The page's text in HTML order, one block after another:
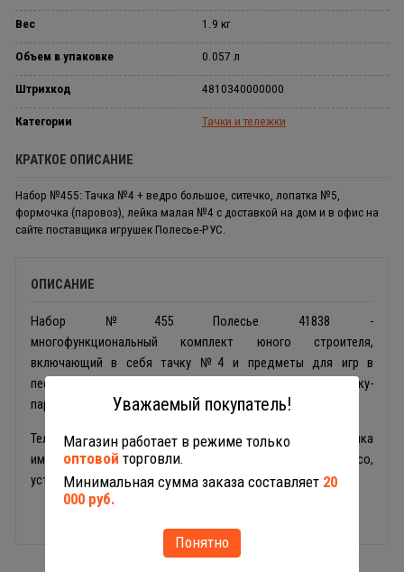
Вес 1.9 кг
Объем в упаковке 0.057 л
Штрихкод 4810340000000
Категории Тачки и тележки
КРАТКОЕ ОПИСАНИЕ
Набор №455: Тачка №4 + ведро большое, ситечко, лопатка №5,
формочка (паровоз), лейка малая №4 с доставкой на дом и в офис на
сайте поставщика игрушек Полесье-РУС.
ОПИСАНИЕ
Набор №455 Полесье 41838 -
многофункциональный комплект юного строителя,
включающий в себя тачку №4 и предметы для игр в
песочнице: ведро большое, ситечко, лопатку, формочку-
паровоз, лейку малую.
Тележка и игрушки выполнены из пластика. Тачка-толкалка
имеет прочную раму, вместительный кузов, широкое колесо,
устойчивые ножки-опоры и ручки удобной формы.
Уважаемый покупатель!
Магазин работает в режиме только
оптовой торговли.
Минимальная сумма заказа составляет 20
000 руб.
Понятно